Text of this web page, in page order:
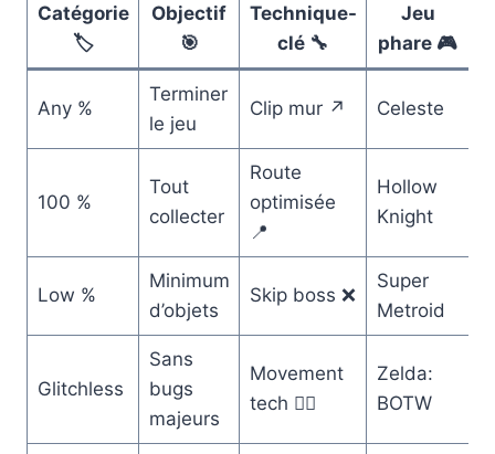
Catégorie
🏷️
Objectif
🎯
Technique-
clé 🔧
Jeu
phare 🎮
Any %
Terminer
le jeu
Clip mur ↗️ Celeste
100 %
Tout
collecter
Route
optimisée
📍
Hollow
Knight
Low %
Minimum
d’objets
Skip boss ❌
Super
Metroid
Glitchless
Sans
bugs
majeurs
Movement
tech 🏃‍♂️
Zelda:
BOTW